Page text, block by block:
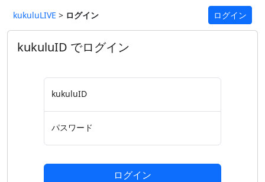
kukuluLIVE > ログイン ログイン
kukuluID でログイン
kukuluID
パスワード
ログイン